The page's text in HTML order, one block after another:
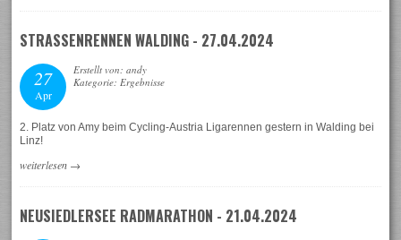
STRASSENRENNEN WALDING - 27.04.2024
27
Apr
Erstellt von: andy
Kategorie: Ergebnisse
2. Platz von Amy beim Cycling-Austria Ligarennen gestern in Walding bei
Linz!
weiterlesen →
NEUSIEDLERSEE RADMARATHON - 21.04.2024